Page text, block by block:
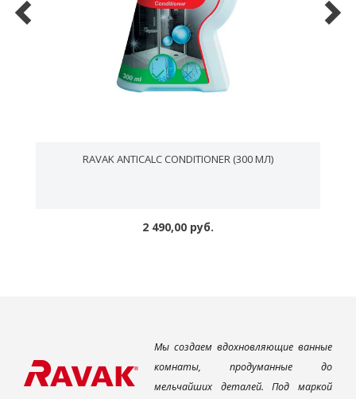
RAVAK ANTICALC CONDITIONER (300 МЛ)
2 490,00 руб.
Мы создаем вдохновляющие ванные
комнаты, продуманные до
мельчайших деталей. Под маркой